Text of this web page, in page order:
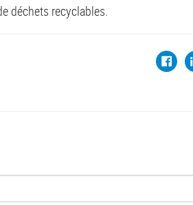
déchets recyclables.